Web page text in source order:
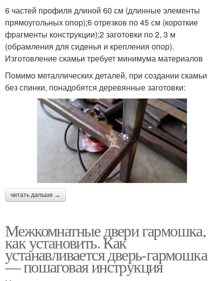
6 частей профиля длиной 60 см (длинные элементы
прямоугольных опор);6 отрезков по 45 см (короткие
фрагменты конструкции);2 заготовки по 2, 3 м
(обрамления для сиденья и крепления опор).
Изготовление скамьи требует минимума материалов
Помимо металлических деталей, при создании скамьи
без спинки, понадобятся деревянные заготовки:
читать дальше →
Межкомнатные двери гармошка,
как установить. Как
устанавливается дверь-гармошка
— пошаговая инструкция